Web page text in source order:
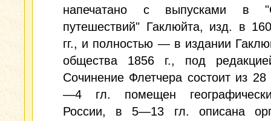
напечатано с выпусками в
путешествий" Гаклюйта, изд. в
гг., и полностью — в издании
общества 1856 г., под
Сочинение Флетчера состоит из
—4 гл. помещен
России, в 5—13 гл. описана